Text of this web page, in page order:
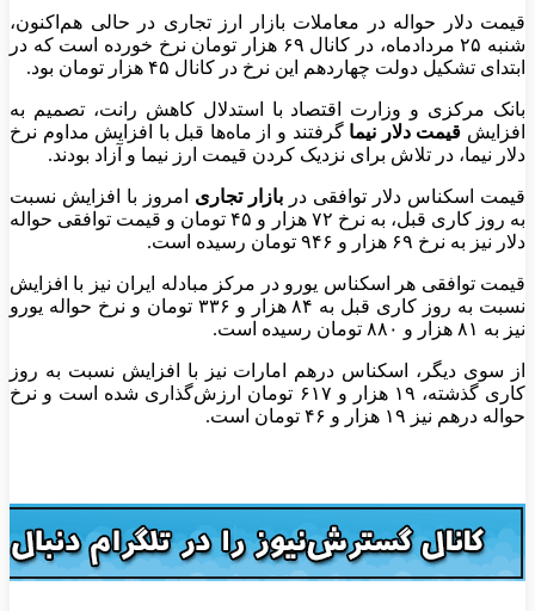
قیمت دلار حواله در معاملات بازار ارز تجاری در حالی هم‌اکنون،
شنبه ۲۵ مردادماه، در کانال ۶۹ هزار تومان نرخ خورده است که در
ابتدای تشکیل دولت چهاردهم این نرخ در کانال ۴۵ هزار تومان بود.
بانک مرکزی و وزارت اقتصاد با استدلال کاهش رانت، تصمیم به
افزایش قیمت دلار نیماگرفتند و از ماه‌ها قبل با افزایش مداوم نرخ
دلار نیما، در تلاش برای نزدیک کردن قیمت ارز نیما و آزاد بودند.
قیمت اسکناس دلار توافقی در بازار تجاری امروز با افزایش نسبت
به روز کاری قبل، به نرخ ۷۲ هزار و ۴۵ تومان و قیمت توافقی حواله
دلار نیز به نرخ ۶۹ هزار و ۹۴۶ تومان رسیده است.
قیمت توافقی هر اسکناس یورو در مرکز مبادله ایران نیز با افزایش
نسبت به روز کاری قبل به ۸۴ هزار و ۳۳۶ تومان و نرخ حواله یورو
نیز به ۸۱ هزار و ۸۸۰ تومان رسیده است.
از سوی دیگر، اسکناس درهم امارات نیز با افزایش نسبت به روز
کاری گذشته، ۱۹ هزار و ۶۱۷ تومان ارزش‌گذاری شده است و نرخ
حواله درهم نیز ۱۹ هزار و ۴۶ تومان است.